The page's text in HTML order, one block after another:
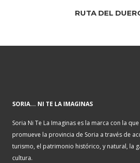
RUTA DEL
SORIA... NI TE LA IMAGINAS
Soria Ni Te La Imaginas es la marca con la
promueve la provincia de Soria a través de
turismo, el patrimonio histórico, y natural, la
cultura.